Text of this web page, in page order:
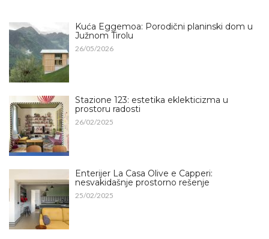
Kuća Eggemoa: Porodični planinski dom u
Južnom Tirolu
26/05/2026
Stazione 123: estetika eklekticizma u
prostoru radosti
26/02/2025
Enterijer La Casa Olive e Capperi:
nesvakidašnje prostorno rešenje
25/02/2025